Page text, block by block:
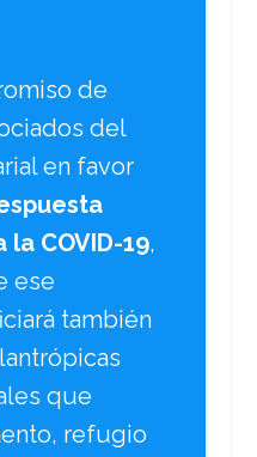
de
del
en favor
COVID-19,
ese
también
que
refugio